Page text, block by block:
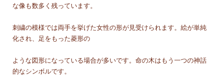
な像も数多く残っています。
刺繍の模様では両手を挙げた女性の形が見受けられます。絵が単純
化され、足をもった菱形の
ような図形になっている場合が多いです。命の木はもう一つの神話
的なシンボルです。